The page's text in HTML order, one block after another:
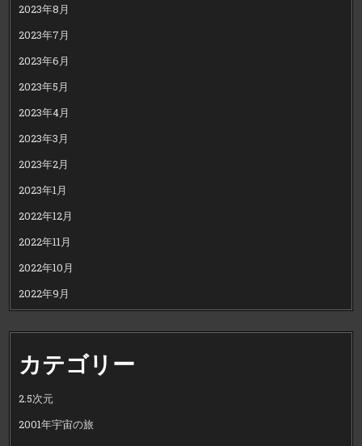
2023年8月
2023年7月
2023年6月
2023年5月
2023年4月
2023年3月
2023年2月
2023年1月
2022年12月
2022年11月
2022年10月
2022年9月
カテゴリー
2.5次元
2001年宇宙の旅